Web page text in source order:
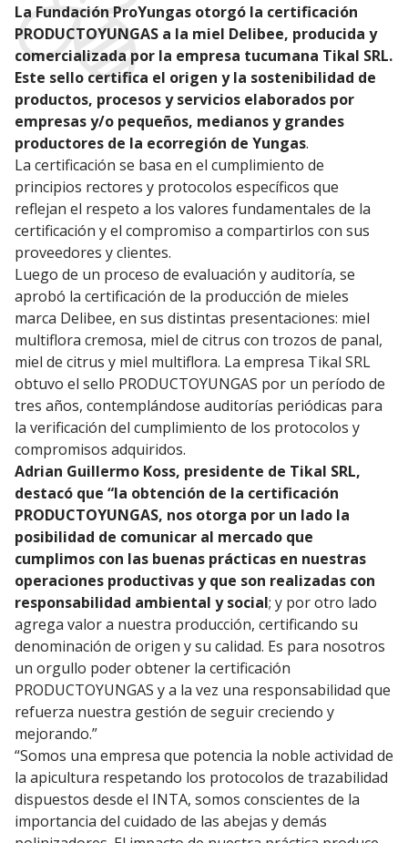
La Fundación ProYungas otorgó la certificación
PRODUCTOYUNGAS a la miel Delibee, producida y
comercializada por la empresa tucumana Tikal SRL.
Este sello certifica el origen y la sostenibilidad de
productos, procesos y servicios elaborados por
empresas y/o pequeños, medianos y grandes
productores de la ecorregión de Yungas.
La certificación se basa en el cumplimiento de
principios rectores y protocolos específicos que
reflejan el respeto a los valores fundamentales de la
certificación y el compromiso a compartirlos con sus
proveedores y clientes.
Luego de un proceso de evaluación y auditoría, se
aprobó la certificación de la producción de mieles
marca Delibee, en sus distintas presentaciones: miel
multiflora cremosa, miel de citrus con trozos de panal,
miel de citrus y miel multiflora. La empresa Tikal SRL
obtuvo el sello PRODUCTOYUNGAS por un período de
tres años, contemplándose auditorías periódicas para
la verificación del cumplimiento de los protocolos y
compromisos adquiridos.
Adrian Guillermo Koss, presidente de Tikal SRL,
destacó que “la obtención de la certificación
PRODUCTOYUNGAS, nos otorga por un lado la
posibilidad de comunicar al mercado que
cumplimos con las buenas prácticas en nuestras
operaciones productivas y que son realizadas con
responsabilidad ambiental y social; y por otro lado
agrega valor a nuestra producción, certificando su
denominación de origen y su calidad. Es para nosotros
un orgullo poder obtener la certificación
PRODUCTOYUNGAS y a la vez una responsabilidad que
refuerza nuestra gestión de seguir creciendo y
mejorando.”
“Somos una empresa que potencia la noble actividad de
la apicultura respetando los protocolos de trazabilidad
dispuestos desde el INTA, somos conscientes de la
importancia del cuidado de las abejas y demás